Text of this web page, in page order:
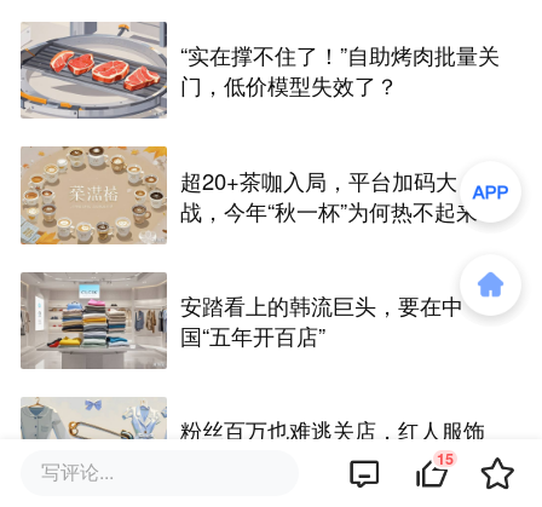
“实在撑不住了！”自助烤肉批量关
门，低价模型失效了？
超20+茶咖入局，平台加码大
战，今年“秋一杯”为何热不起来？
安踏看上的韩流巨头，要在中
国“五年开百店”
粉丝百万也难逃关店，红人服饰
写评论... 15